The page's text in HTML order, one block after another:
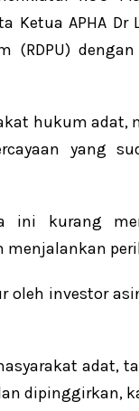
Ketua APHA
hukum adat,
yang
ini kurang
oleh investor
adat,
dipinggirkan,